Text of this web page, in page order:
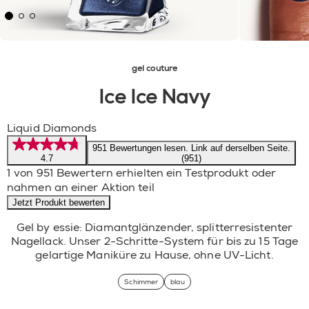
gel couture
Ice Ice Navy
Liquid Diamonds
4.7
951 Bewertungen lesen. Link auf derselben Seite.
(951)
1 von 951 Bewertern erhielten ein Testprodukt oder
nahmen an einer Aktion teil
Jetzt Produkt bewerten
Gel by essie: Diamantglänzender, splitterresistenter
Nagellack. Unser 2-Schritte-System für bis zu 15 Tage
gelartige Maniküre zu Hause, ohne UV-Licht.
Schimmer blau